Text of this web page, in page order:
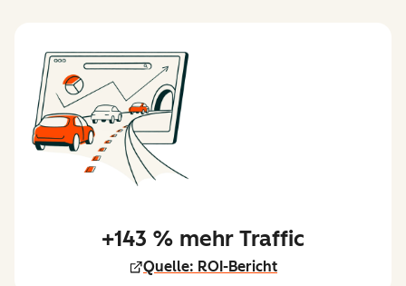
+143 % mehr Traffic
Quelle: ROI-Bericht